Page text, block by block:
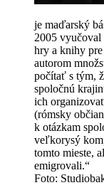
je maďarský
2005 vyučoval
hry a knihy
autorom
počítať s tým,
spoločnú
ich
(rómsky
k otázkam
veľkorysý
tomto mieste,
emigrovali.“
Foto: